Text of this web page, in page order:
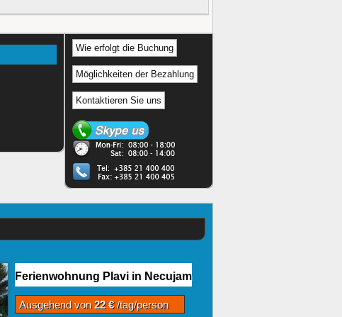
Wie erfolgt die Buchung
Möglichkeiten der Bezahlung
Kontaktieren Sie uns
Ferienwohnung Plavi in Necujam
Ausgehend von22 €/tag/person